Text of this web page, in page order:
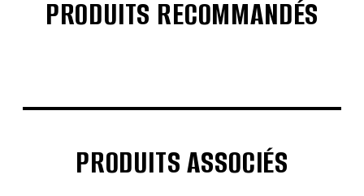
PRODUITS RECOMMANDÉS
€ € €
PRODUITS ASSOCIÉS